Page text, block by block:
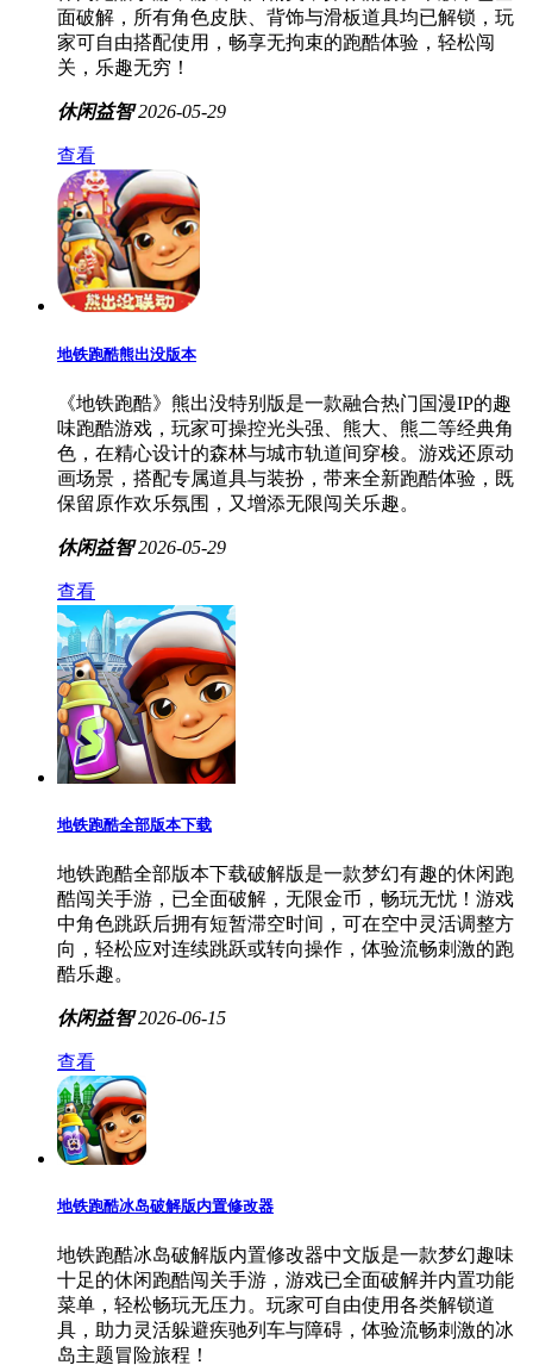
面破解，所有角色皮肤、背饰与滑板道具均已解锁，玩
家可自由搭配使用，畅享无拘束的跑酷体验，轻松闯
关，乐趣无穷！
休闲益智 2026-05-29
查看
地铁跑酷熊出没版本
《地铁跑酷》熊出没特别版是一款融合热门国漫IP的趣
味跑酷游戏，玩家可操控光头强、熊大、熊二等经典角
色，在精心设计的森林与城市轨道间穿梭。游戏还原动
画场景，搭配专属道具与装扮，带来全新跑酷体验，既
保留原作欢乐氛围，又增添无限闯关乐趣。
休闲益智 2026-05-29
查看
地铁跑酷全部版本下载
地铁跑酷全部版本下载破解版是一款梦幻有趣的休闲跑
酷闯关手游，已全面破解，无限金币，畅玩无忧！游戏
中角色跳跃后拥有短暂滞空时间，可在空中灵活调整方
向，轻松应对连续跳跃或转向操作，体验流畅刺激的跑
酷乐趣。
休闲益智 2026-06-15
查看
地铁跑酷冰岛破解版内置修改器
地铁跑酷冰岛破解版内置修改器中文版是一款梦幻趣味
十足的休闲跑酷闯关手游，游戏已全面破解并内置功能
菜单，轻松畅玩无压力。玩家可自由使用各类解锁道
具，助力灵活躲避疾驰列车与障碍，体验流畅刺激的冰
岛主题冒险旅程！